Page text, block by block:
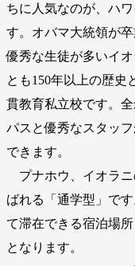
ちに人気なのが、ハ
す。オバマ大統領が
優秀な生徒が多いイ
とも150年以上の歴史
貫教育私立校です。
パスと優秀なスタッ
できます。
プナホウ、イオラニ
ばれる「通学型」で
て滞在できる宿泊場
となります。